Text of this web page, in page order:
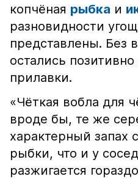
копчёная рыбка и
разновидности
представлены. Без
остались
прилавки.
«Чёткая вобла для
вроде бы, те же
характерный запах
рыбки, что и у
разжигается